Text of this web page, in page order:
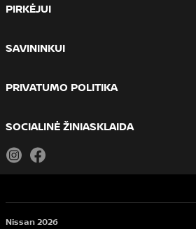
PIRKĖJUI
SAVININKUI
PRIVATUMO POLITIKA
SOCIALINĖ ŽINIASKLAIDA
Instagram
Nissan 2026